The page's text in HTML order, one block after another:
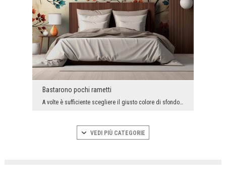
Bastarono pochi rametti
A volte è sufficiente scegliere il giusto colore di sfondo e aggiungervi dettagli delicati, ma è ...
VEDI PIÙ CATEGORIE